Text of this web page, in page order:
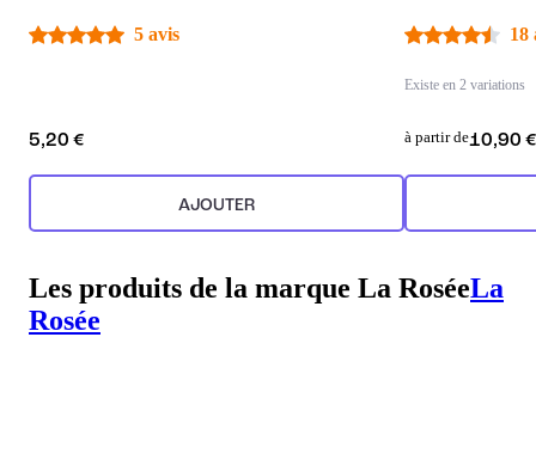
5 avis
5,20 €
AJOUTER
18
Existe en 2 variations
à partir de10,90 €
Les produits de la marque La RoséeLa
Rosée